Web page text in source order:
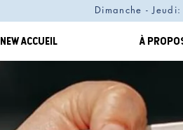
Dimanche -
NEW ACCUEIL À